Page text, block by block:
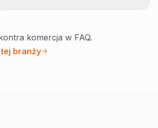
patrzy na styl życia, budżet i
remontu.
komercja w FAQ.
tej branży